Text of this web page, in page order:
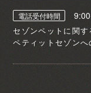
電話受付時間
セゾンペットに関
ペティットセゾン